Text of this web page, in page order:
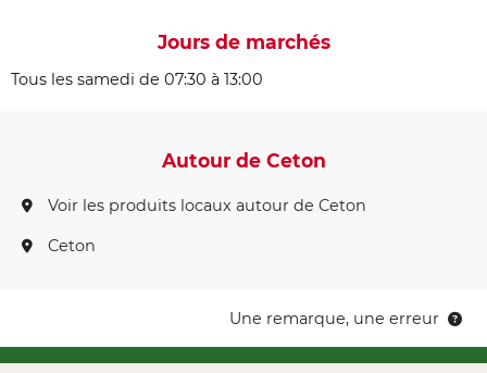
Jours de marchés
Tous les samedi de 07:30 à 13:00
Autour de Ceton
Voir les produits locaux autour de Ceton
Ceton
Une remarque, une erreur